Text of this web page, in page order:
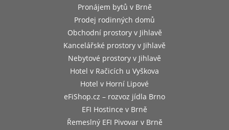
Pronájem bytů v Brně
Prodej rodinných domů
Obchodní prostory v Jihlavě
Kancelářské prostory v Jihlavě
Nebytové prostory v Jihlavě
Hotel v Račicích u Vyškova
Hotel v Horní Lipové
eFiShop.cz – rozvoz jídla Brno
EFI Hostince v Brně
Řemeslný EFI Pivovar v Brně